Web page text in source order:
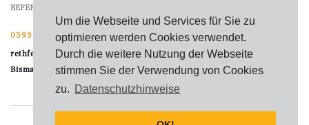
Um die Webseite und Services für Sie zu
optimieren werden Cookies verwendet.
Durch die weitere Nutzung der Webseite
stimmen Sie der Verwendung von Cookies
zu. Datenschutzhinweise
REFERENZEN
03931 214784
rethfeld@Con-Plan.de
Bismarckstraße 36 | 39576 Stendal